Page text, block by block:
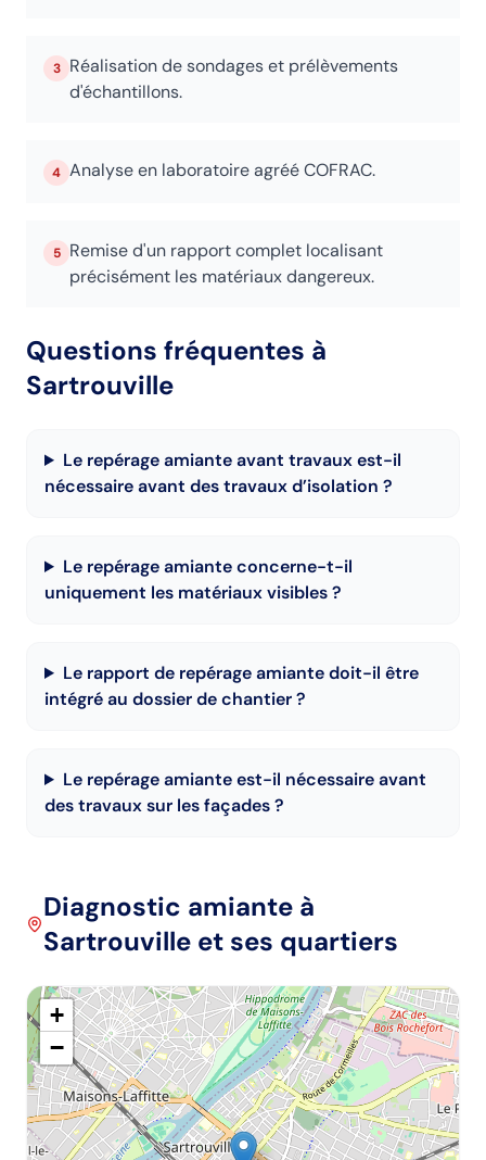
3 Réalisation de sondages et prélèvements
d'échantillons.
4 Analyse en laboratoire agréé COFRAC.
5 Remise d'un rapport complet localisant
précisément les matériaux dangereux.
Questions fréquentes à
Sartrouville
Le repérage amiante avant travaux est-il
nécessaire avant des travaux d’isolation ?
Le repérage amiante concerne-t-il
uniquement les matériaux visibles ?
Le rapport de repérage amiante doit-il être
intégré au dossier de chantier ?
Le repérage amiante est-il nécessaire avant
des travaux sur les façades ?
Diagnostic amiante à
Sartrouvilleet ses quartiers
+
−